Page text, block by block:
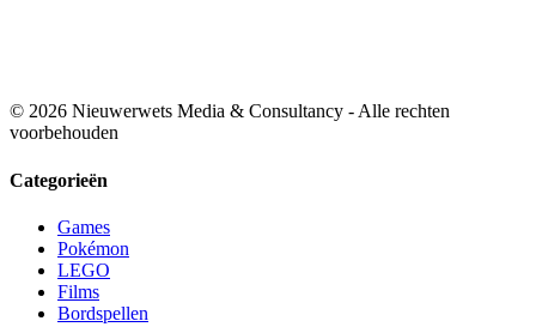
© 2026 Nieuwerwets Media & Consultancy - Alle rechten
voorbehouden
Categorieën
Games
Pokémon
LEGO
Films
Bordspellen